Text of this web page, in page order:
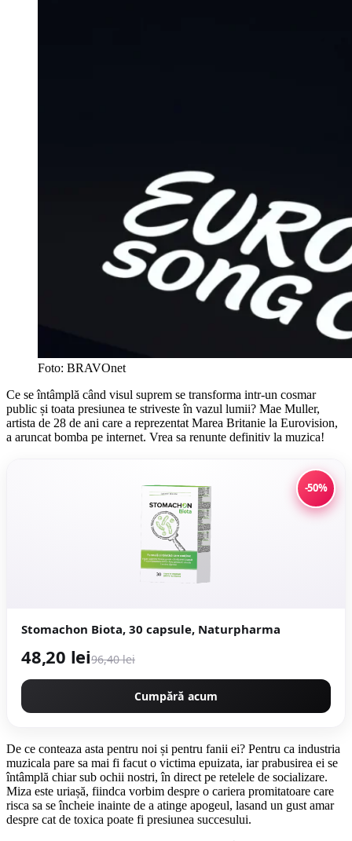
Foto: BRAVOnet
Ce se întâmplă când visul suprem se transforma intr-un cosmar
public și toata presiunea te striveste în vazul lumii? Mae Muller,
artista de 28 de ani care a reprezentat Marea Britanie la Eurovision,
a aruncat bomba pe internet. Vrea sa renunte definitiv la muzica!
-50%
Stomachon Biota, 30 capsule, Naturpharma
48,20 lei96,40 lei
Cumpără acum
De ce conteaza asta pentru noi și pentru fanii ei? Pentru ca industria
muzicala pare sa mai fi facut o victima epuizata, iar prabusirea ei se
întâmplă chiar sub ochii nostri, în direct pe retelele de socializare.
Miza este uriașă, fiindca vorbim despre o cariera promitatoare care
risca sa se încheie inainte de a atinge apogeul, lasand un gust amar
despre cat de toxica poate fi presiunea succesului.